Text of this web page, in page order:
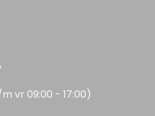
vr 09:00 - 17:00)